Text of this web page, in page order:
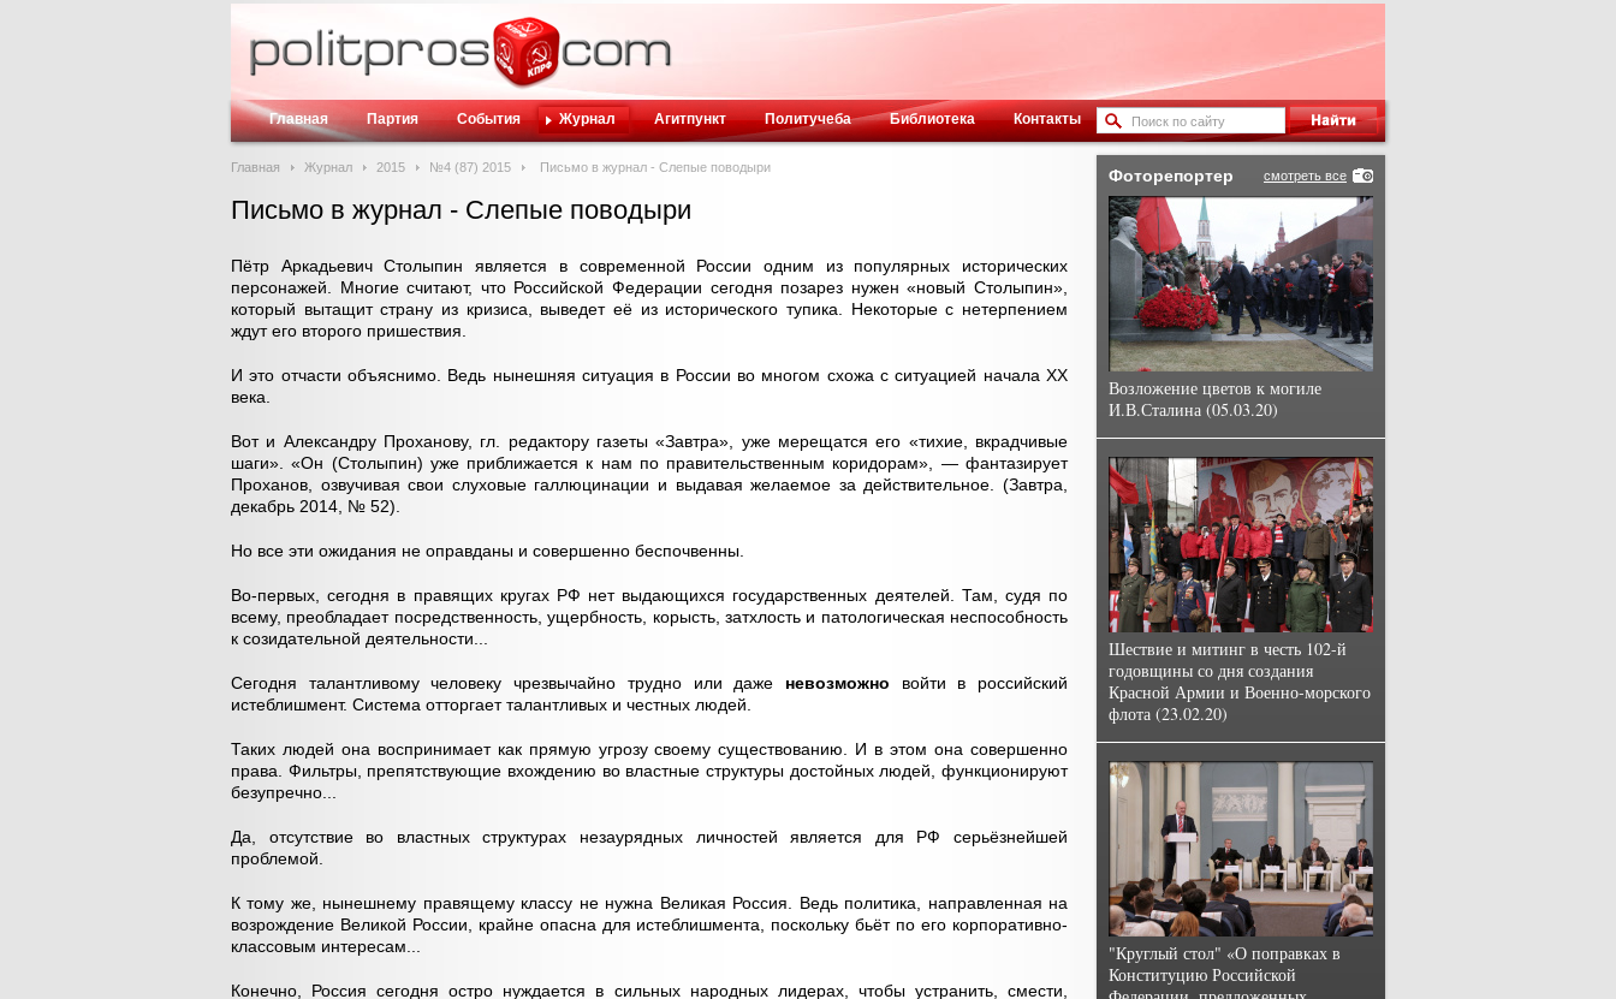
Главная Партия События Журнал Агитпункт Политучеба Библиотека Контакты
Главная Журнал 2015 №4 (87) 2015 Письмо в журнал - Слепые поводыри
Письмо в журнал - Слепые поводыри
Пётр Аркадьевич Столыпин является в современной России одним из популярных исторических
персонажей. Многие считают, что Российской Федерации сегодня позарез нужен «новый Столыпин»,
который вытащит страну из кризиса, выведет её из исторического тупика. Некоторые с нетерпением
ждут его второго пришествия.
И это отчасти объяснимо. Ведь нынешняя ситуация в России во многом схожа с ситуацией начала ХХ
века.
Вот и Александру Проханову, гл. редактору газеты «Завтра», уже мерещатся его «тихие, вкрадчивые
шаги». «Он (Столыпин) уже приближается к нам по правительственным коридорам», — фантазирует
Проханов, озвучивая свои слуховые галлюцинации и выдавая желаемое за действительное. (Завтра,
декабрь 2014, № 52).
Но все эти ожидания не оправданы и совершенно беспочвенны.
Во-первых, сегодня в правящих кругах РФ нет выдающихся государственных деятелей. Там, судя по
всему, преобладает посредственность, ущербность, корысть, затхлость и патологическая неспособность
к созидательной деятельности...
Сегодня талантливому человеку чрезвычайно трудно или даже невозможно войти в российский
истеблишмент. Система отторгает талантливых и честных людей.
Таких людей она воспринимает как прямую угрозу своему существованию. И в этом она совершенно
права. Фильтры, препятствующие вхождению во властные структуры достойных людей, функционируют
безупречно...
Да, отсутствие во властных структурах незаурядных личностей является для РФ серьёзнейшей
проблемой.
К тому же, нынешнему правящему классу не нужна Великая Россия. Ведь политика, направленная на
возрождение Великой России, крайне опасна для истеблишмента, поскольку бьёт по его корпоративно-
классовым интересам...
Конечно, Россия сегодня остро нуждается в сильных народных лидерах, чтобы устранить, смести,
смотреть все
Фоторепортер
Возложение цветов к могиле
И.В.Сталина (05.03.20)
Шествие и митинг в честь 102-й
годовщины со дня создания
Красной Армии и Военно-морского
флота (23.02.20)
"Круглый стол" «О поправках в
Конституцию Российской